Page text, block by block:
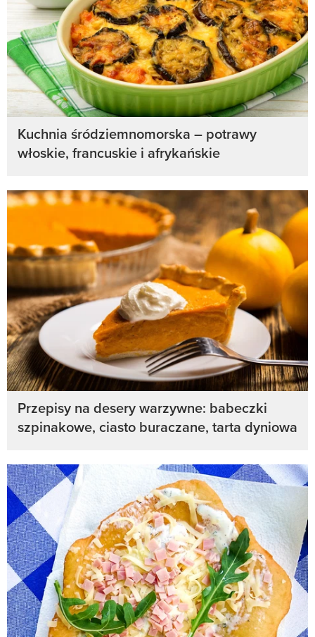
Kuchnia śródziemnomorska – potrawy
włoskie, francuskie i afrykańskie
Przepisy na desery warzywne: babeczki
szpinakowe, ciasto buraczane, tarta dyniowa